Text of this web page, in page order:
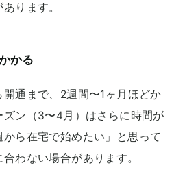
ります。
かる
通まで、2週間〜1ヶ月ほどか
ン（3〜4月）はさらに時間が
ら在宅で始めたい」と思って
わない場合があります。